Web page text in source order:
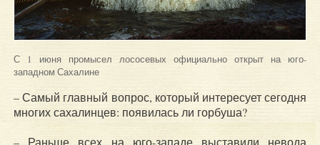
С 1 июня промысел лососевых официально открыт на юго-
западном Сахалине
– Самый главный вопрос, который интересует сегодня
многих сахалинцев: появилась ли горбуша?
– Раньше всех на юго-западе выставили невода